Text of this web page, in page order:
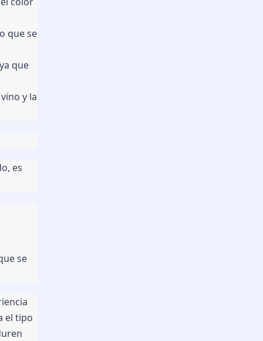
que se
que
y la
es
se
el tipo